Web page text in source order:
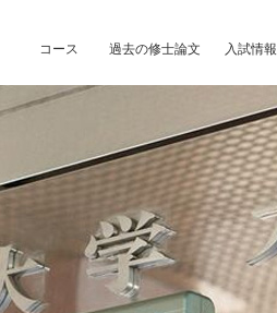
コース 過去の修士論文 入試情報